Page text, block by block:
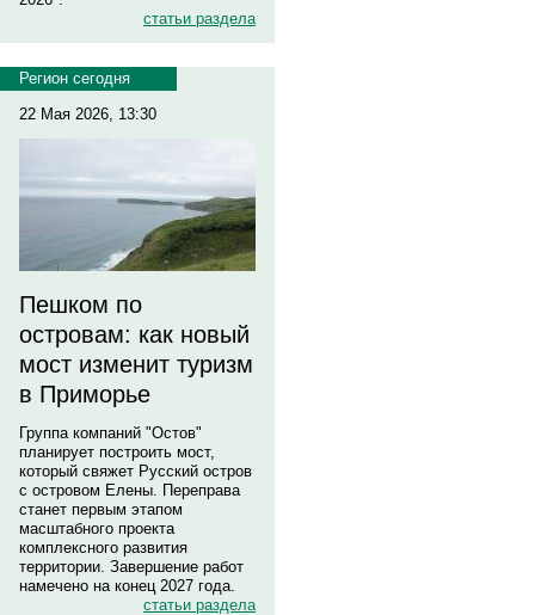
статьи раздела
Регион сегодня
22 Мая 2026, 13:30
Пешком по
островам: как новый
мост изменит туризм
в Приморье
Группа компаний "Остов"
планирует построить мост,
который свяжет Русский остров
с островом Елены. Переправа
станет первым этапом
масштабного проекта
комплексного развития
территории. Завершение работ
намечено на конец 2027 года.
статьи раздела